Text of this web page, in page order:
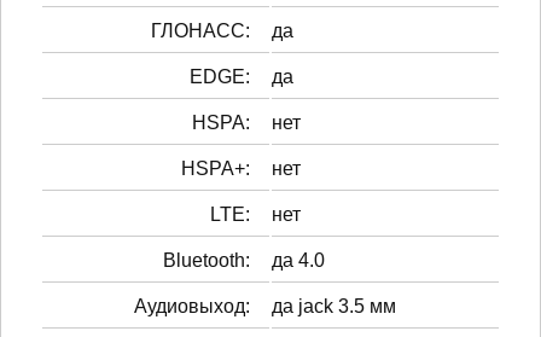
ГЛОНАСС: да
EDGE: да
HSPA: нет
HSPA+: нет
LTE: нет
Bluetooth: да 4.0
Аудиовыход: да jack 3.5 мм